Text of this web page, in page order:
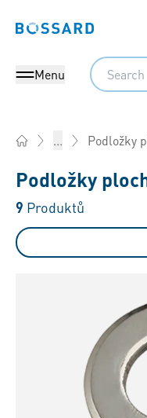
Bossard homepage
Menu
Search
... Podložky
Podložky
9 Produktů